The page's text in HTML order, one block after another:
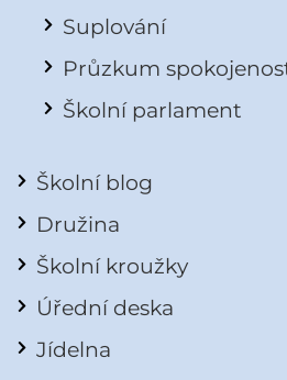
Suplování
Průzkum
Školní parlament
Školní blog
Družina
Školní kroužky
Úřední deska
Jídelna